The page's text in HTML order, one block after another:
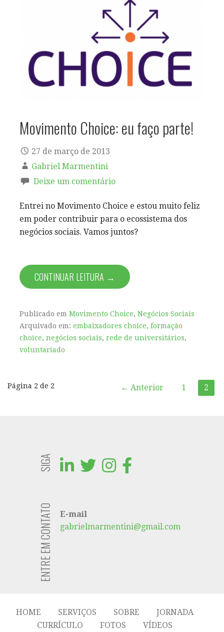
Movimento Choice: eu faço parte!
27 de março de 2013
Gabriel Marmentini
Deixe um comentário
Entrei no Movimento Choice e estou muito feliz
em poder contribuir para o ecossistema dos
negócios sociais. Vamos juntos?
CONTINUAR LEITURA →
Publicado em Movimento Choice, Negócios Sociais
Arquivado em: embaixadores choice, formação
choice, negócios sociais, rede de universitários,
voluntariado
Post
Página 2 de 2 ← Anterior 1 2
SIGA
ENTRE EM CONTATO
E-mail
gabrielmarmentini@gmail.com
HOME SERVIÇOS SOBRE
JORNADA
CURRÍCULO
FOTOS VÍDEOS